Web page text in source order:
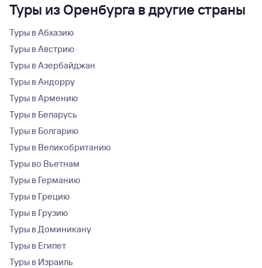
Туры из Оренбурга в другие страны
Туры в Абхазию
Туры в Австрию
Туры в Азербайджан
Туры в Андорру
Туры в Армению
Туры в Беларусь
Туры в Болгарию
Туры в Великобританию
Туры во Вьетнам
Туры в Германию
Туры в Грецию
Туры в Грузию
Туры в Доминикану
Туры в Египет
Туры в Израиль